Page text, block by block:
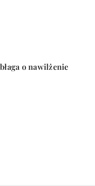
o nawilżenie